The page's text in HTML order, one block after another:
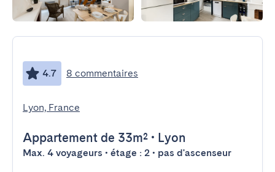
4.7 8 commentaires
Lyon, France
Appartement de 33m² • Lyon
Max. 4 voyageurs • étage : 2 • pas d'ascenseur